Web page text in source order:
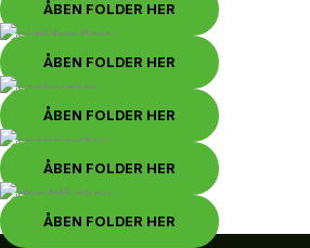
ÅBEN FOLDER HER
ÅBEN FOLDER HER
ÅBEN FOLDER HER
ÅBEN FOLDER HER
ÅBEN FOLDER HER